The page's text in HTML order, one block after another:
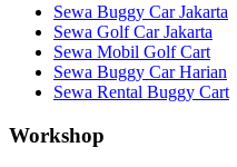
Sewa Buggy Car Jakarta
Sewa Golf Car Jakarta
Sewa Mobil Golf Cart
Sewa Buggy Car Harian
Sewa Rental Buggy Cart
Workshop